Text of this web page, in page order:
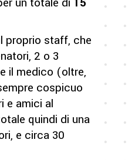
proprio staff, che
2 o 3
il medico (oltre,
cospicuo
e amici al
quindi di una
e circa 30